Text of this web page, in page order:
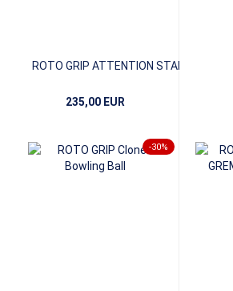
ROTO GRIP ATTENTION STAR S2
235,00 EUR
-30%